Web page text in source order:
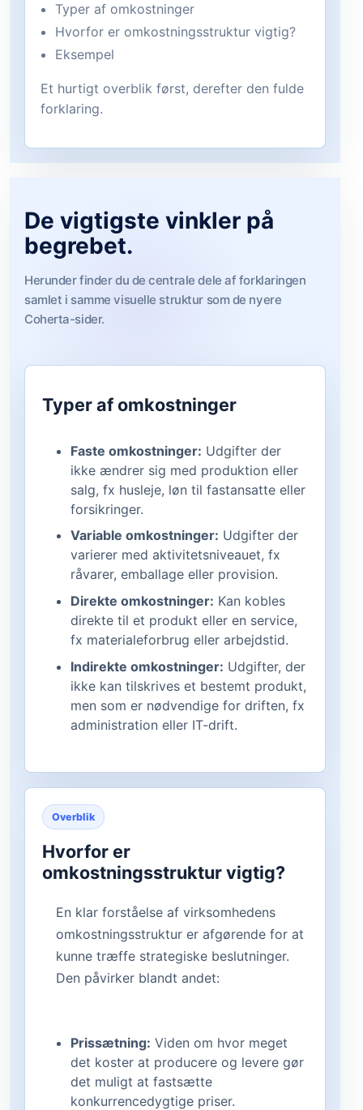
Typer af omkostninger
Hvorfor er omkostningsstruktur vigtig?
Eksempel
Et hurtigt overblik først, derefter den fulde
forklaring.
De vigtigste vinkler på
begrebet.
Herunder finder du de centrale dele af forklaringen
samlet i samme visuelle struktur som de nyere
Coherta-sider.
Typer af omkostninger
Faste omkostninger: Udgifter der
ikke ændrer sig med produktion eller
salg, fx husleje, løn til fastansatte eller
forsikringer.
Variable omkostninger: Udgifter der
varierer med aktivitetsniveauet, fx
råvarer, emballage eller provision.
Direkte omkostninger: Kan kobles
direkte til et produkt eller en service,
fx materialeforbrug eller arbejdstid.
Indirekte omkostninger: Udgifter, der
ikke kan tilskrives et bestemt produkt,
men som er nødvendige for driften, fx
administration eller IT-drift.
Overblik
Hvorfor er
omkostningsstruktur vigtig?
En klar forståelse af virksomhedens
omkostningsstruktur er afgørende for at
kunne træffe strategiske beslutninger.
Den påvirker blandt andet:
Prissætning: Viden om hvor meget
det koster at producere og levere gør
det muligt at fastsætte
konkurrencedygtige priser.